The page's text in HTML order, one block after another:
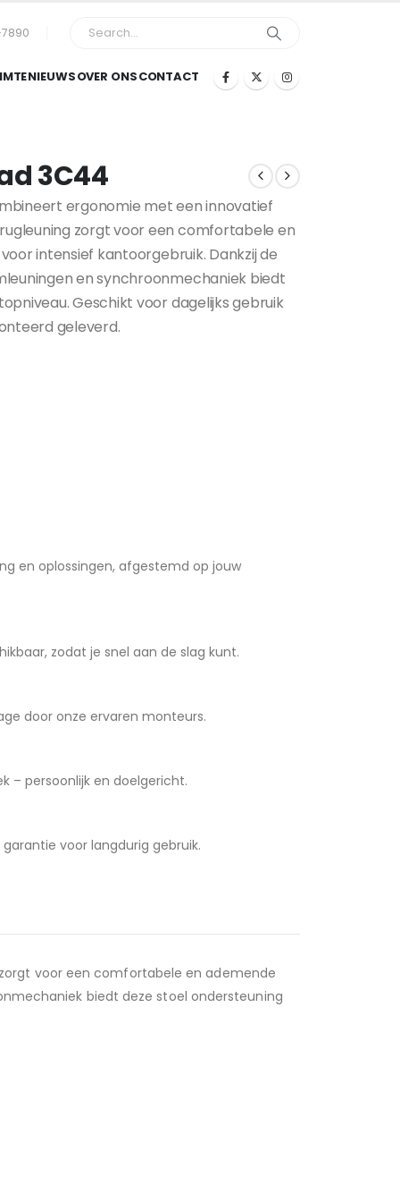
NIEUWSOVER ONSCONTACT
3C44
ergonomie met een innovatief
zorgt voor een comfortabele en
intensief kantoorgebruik. Dankzij de
en synchroonmechaniek biedt
Geschikt voor dagelijks gebruik
geleverd.
en oplossingen, afgestemd op jouw
zodat je snel aan de slag kunt.
door onze ervaren monteurs.
– persoonlijk en doelgericht.
voor langdurig gebruik.
voor een comfortabele en ademende
biedt deze stoel ondersteuning